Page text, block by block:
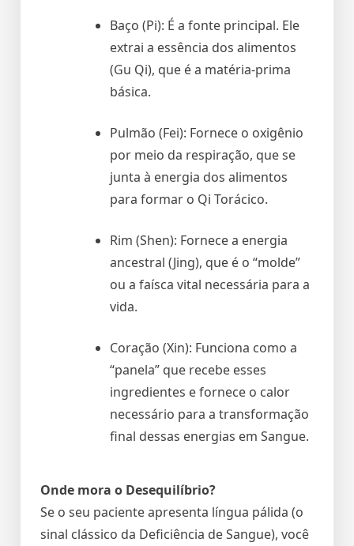
Baço (Pi): É a fonte principal. Ele
extrai a essência dos alimentos
(Gu Qi), que é a matéria-prima
básica.
Pulmão (Fei): Fornece o oxigênio
por meio da respiração, que se
junta à energia dos alimentos
para formar o Qi Torácico.
Rim (Shen): Fornece a energia
ancestral (Jing), que é o “molde”
ou a faísca vital necessária para a
vida.
Coração (Xin): Funciona como a
“panela” que recebe esses
ingredientes e fornece o calor
necessário para a transformação
final dessas energias em Sangue.
Onde mora o Desequilíbrio?
Se o seu paciente apresenta língua pálida (o
sinal clássico da Deficiência de Sangue), você